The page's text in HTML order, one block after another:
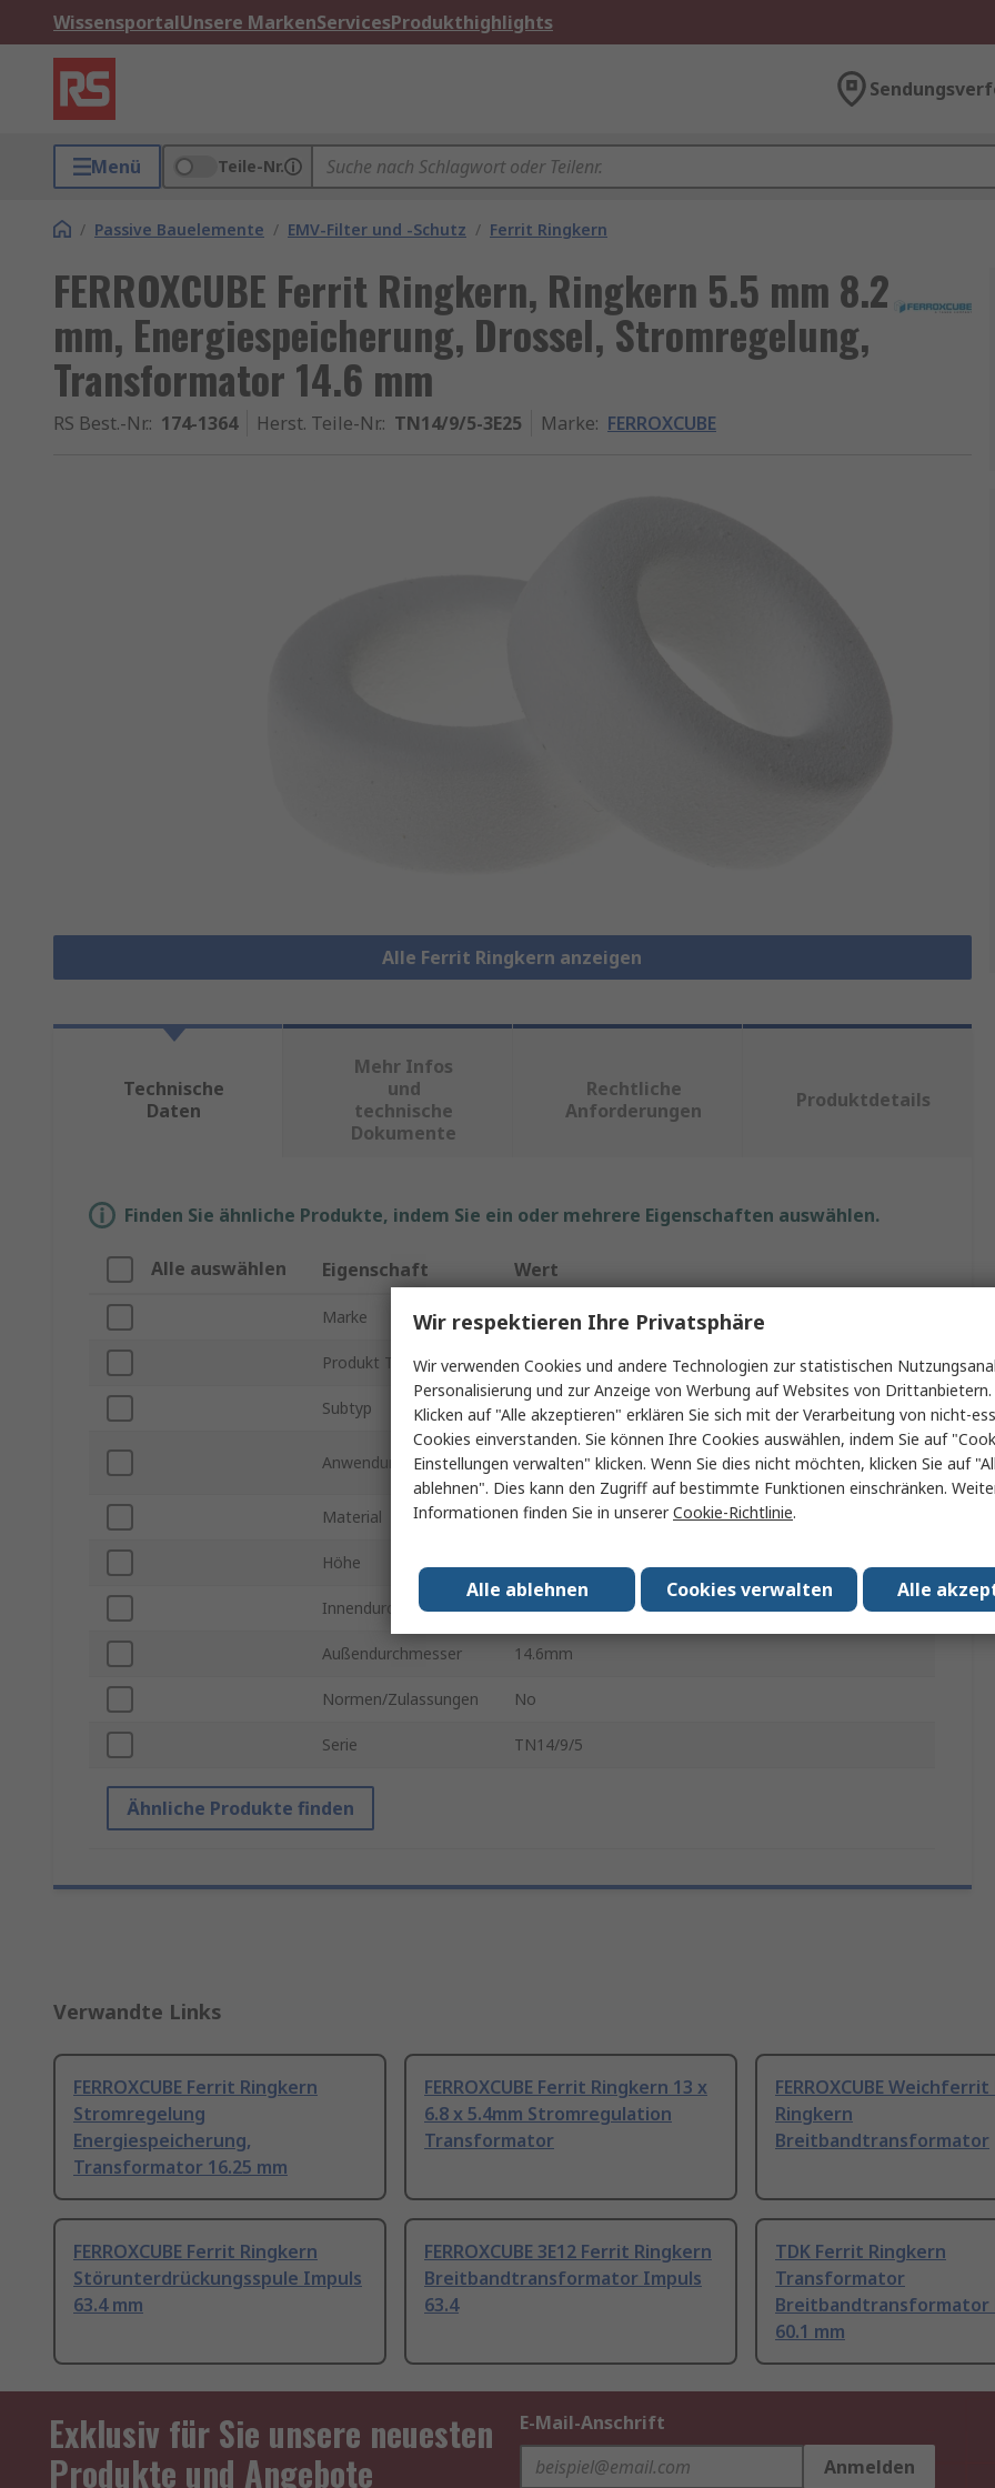
WissensportalUnsere MarkenServicesProdukthighlights
Menü Teile-Nr.
/ Passive Bauelemente / EMV-Filter und -Schutz / Ferrit Ringkern
FERROXCUBE Ferrit Ringkern, Ringkern 5.5 mm 8.2
mm, Energiespeicherung, Drossel, Stromregelung,
Transformator 14.6 mm
RS Best.-Nr.: 174-1364 Herst. Teile-Nr.: TN14/9/5-3E25 Marke: FERROXCUBE
Alle Ferrit Ringkern anzeigen
Technische
Daten
Mehr Infos
und
technische
Dokumente
Rechtliche
Anforderungen
Produktdetails
Finden Sie ähnliche Produkte, indem Sie ein oder mehrere Eigenschaften auswählen.
Alle auswählen Eigenschaft Wert
Marke FERROXCUBE
Produkt Typ Ferrit Ringkern
Subtyp Ringkern
Anwendung
Energiespeicherung, Drossel, Stromregelung,
Transformator
Material Ferrit
Höhe 5.5mm
Innendurchmesser 8.2mm
Außendurchmesser 14.6mm
Normen/Zulassungen No
Serie TN14/9/5
Ähnliche Produkte finden
Verwandte Links
FERROXCUBE Ferrit Ringkern
Stromregelung
Energiespeicherung,
Transformator 16.25 mm
FERROXCUBE Ferrit Ringkern 13 x
6.8 x 5.4mm Stromregulation
Transformator
FERROXCUBE
Ringkern
Breitbandtransformator
FERROXCUBE Ferrit Ringkern
Störunterdrückungsspule Impuls
63.4 mm
FERROXCUBE 3E12 Ferrit Ringkern
Breitbandtransformator Impuls
63.4
TDK Ferrit Ringkern
Transformator
Breitbandtransformator
60.1 mm
Exklusiv für Sie unsere neuesten
Produkte und Angebote
E-Mail-Anschrift
Anmelden
Wir respektieren Ihre Privatsphäre
Wir verwenden Cookies und andere Technologien zur statistischen
Personalisierung und zur Anzeige von Werbung auf Websites von
Klicken auf "Alle akzeptieren" erklären Sie sich mit der Verarbeitung von nicht-
Cookies einverstanden. Sie können Ihre Cookies auswählen, indem Sie auf
Einstellungen verwalten" klicken. Wenn Sie dies nicht möchten, klicken Sie auf
ablehnen". Dies kann den Zugriff auf bestimmte Funktionen einschränken.
Informationen finden Sie in unsererCookie-Richtlinie.
Alle
Cookies verwalten
Alle ablehnen